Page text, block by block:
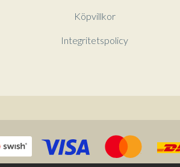
Köpvillkor
Integritetspolicy